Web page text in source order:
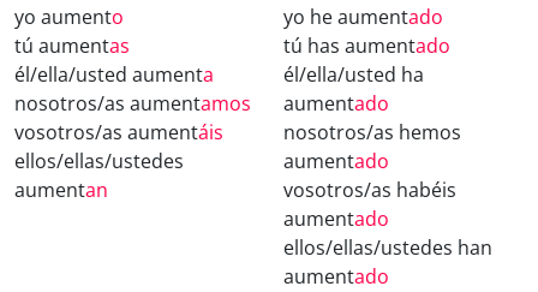
yo aumento
tú aumentas
él/ella/usted aumenta
nosotros/as aumentamos
vosotros/as aumentáis
ellos/ellas/ustedes
aumentan
yo he aumentado
tú has aumentado
él/ella/usted ha
aumentado
nosotros/as hemos
aumentado
vosotros/as habéis
aumentado
ellos/ellas/ustedes han
aumentado